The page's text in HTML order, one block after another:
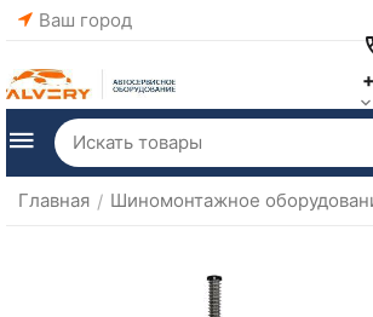
Ваш город
Главная / Шиномонтажное